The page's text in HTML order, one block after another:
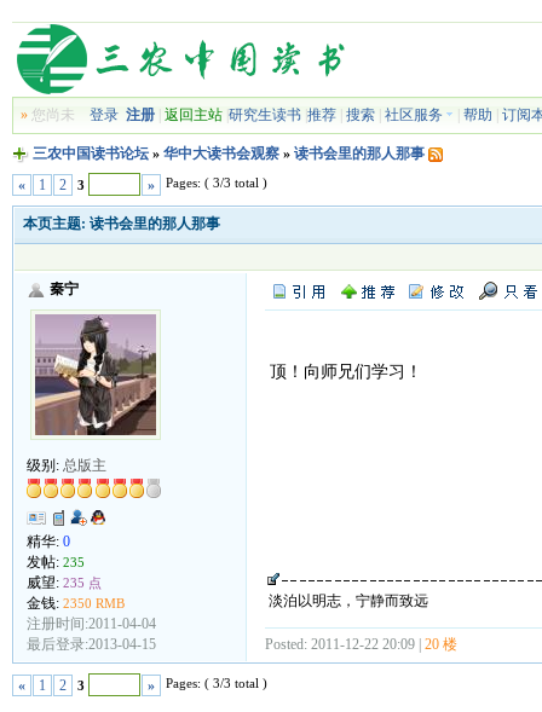
»您尚未 登录 注册| 返回主站| 研究生读书| 推荐| 搜索| 社区服务 帮助 订阅
三农中国读书论坛» 华中大读书会观察» 读书会里的那人那事
«
1 2 3 » Pages: ( 3/3 total )
本页主题: 读书会里的那人那事
秦宁
级别: 总版主
精华: 0
发帖: 235
威望: 235 点
金钱: 2350 RMB
注册时间:2011-04-04
最后登录:2013-04-15
顶！向师兄们学习！
淡泊以明志，宁静而致远
Posted: 2011-12-22 20:09 | 20 楼
« 1 2 3 » Pages: ( 3/3 total )